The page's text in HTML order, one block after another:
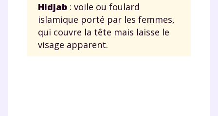
Hidjab : voile ou foulard
islamique porté par les femmes,
qui couvre la tête mais laisse le
visage apparent.